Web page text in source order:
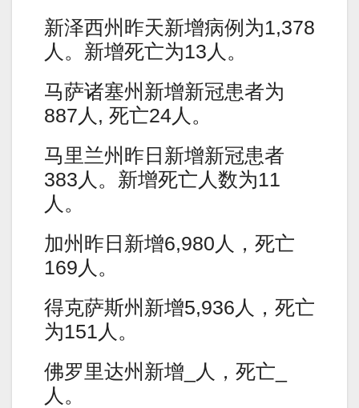
新泽西州昨天新增病例为1,378
人。新增死亡为13人。
马萨诸塞州新增新冠患者为
887人, 死亡24人。
马里兰州昨日新增新冠患者
383人。新增死亡人数为11
人。
加州昨日新增6,980人，死亡
169人。
得克萨斯州新增5,936人，死亡
为151人。
佛罗里达州新增_人，死亡_
人。